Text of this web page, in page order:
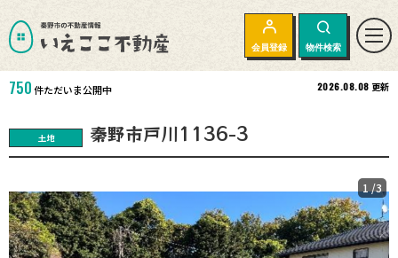
会員登録 物件検索
750件ただいま公開中 2026.08.08 更新
土地 秦野市戸川1136-3
1 /3